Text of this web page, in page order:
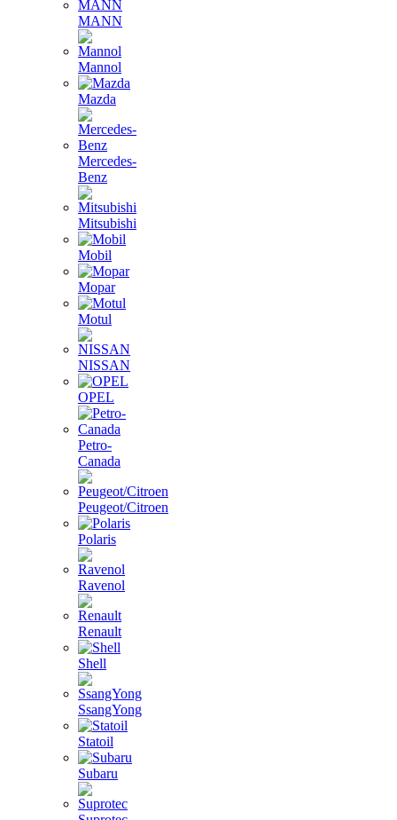
MANN
Mannol
Mazda
Mercedes-
Benz
Mitsubishi
Mobil
Mopar
Motul
NISSAN
OPEL
Petro-
Canada
Peugeot/Citroen
Polaris
Ravenol
Renault
Shell
SsangYong
Statoil
Subaru